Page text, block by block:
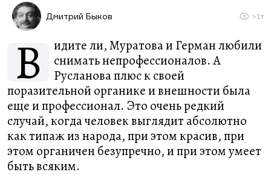
Дмитрий Быков >1т
В
идите ли, Муратова и Герман любили
снимать непрофессионалов. А
Русланова плюс к своей
поразительной органике и внешности была
еще и профессионал. Это очень редкий
случай, когда человек выглядит абсолютно
как типаж из народа, при этом красив, при
этом органичен безупречно, и при этом умеет
быть всяким.